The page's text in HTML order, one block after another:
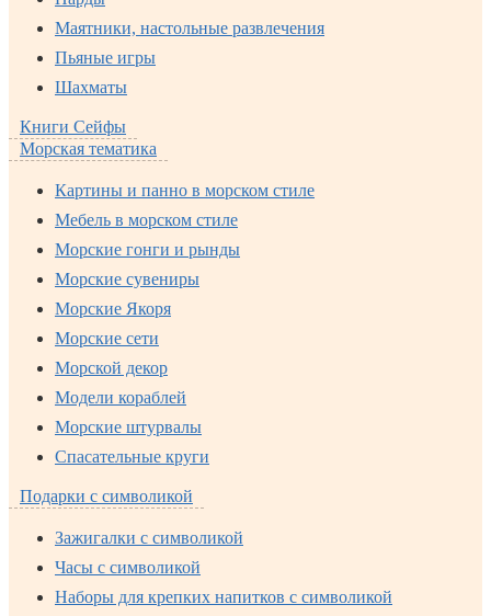
Маятники, настольные развлечения
Пьяные игры
Шахматы
Книги Сейфы
Морская тематика
Картины и панно в морском стиле
Мебель в морском стиле
Морские гонги и рынды
Морские сувениры
Морские Якоря
Морские сети
Морской декор
Модели кораблей
Морские штурвалы
Спасательные круги
Подарки с символикой
Зажигалки с символикой
Часы с символикой
Наборы для крепких напитков с символикой